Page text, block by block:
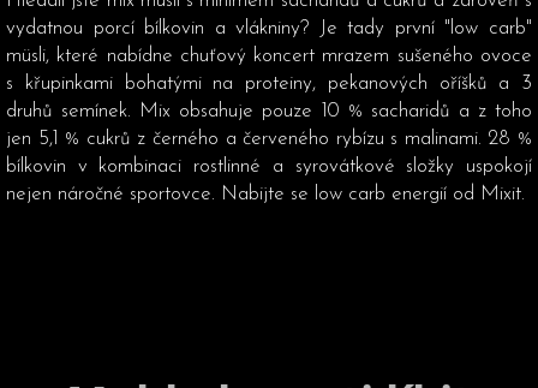
vydatnou porcí bílkovin a vlákniny? Je tady první "low carb"
müsli, které nabídne chuťový koncert mrazem sušeného ovoce
s křupinkami bohatými na proteiny, pekanových oříšků a 3
druhů semínek. Mix obsahuje pouze 10 % sacharidů a z toho
jen 5,1 % cukrů z černého a červeného rybízu s malinami. 28 %
bílkovin v kombinaci rostlinné a syrovátkové složky uspokojí
nejen náročné sportovce. Nabijte se low carb energií od Mixit.